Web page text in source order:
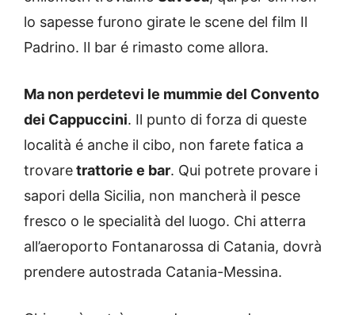
lo sapesse furono girate le scene del film Il
Padrino. Il bar é rimasto come allora.
Ma non perdetevi le mummie del Convento
dei Cappuccini. Il punto di forza di queste
località é anche il cibo, non farete fatica a
trovaretrattorie e bar. Qui potrete provare i
sapori della Sicilia, non mancherà il pesce
fresco o le specialità del luogo. Chi atterra
all’aeroporto Fontanarossa di Catania, dovrà
prendere autostrada Catania-Messina.